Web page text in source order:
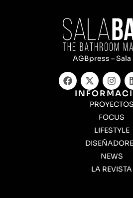
AGBpress – Sala
PROYECTOS
FOCUS
LIFESTYLE
NEWS
LA REVISTA